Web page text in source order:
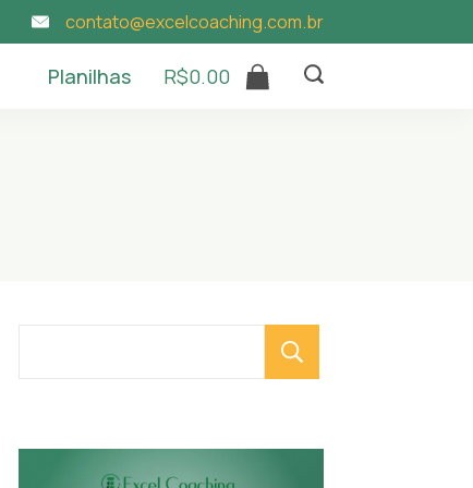
contato@excelcoaching.com.br
Planilhas R$0.00